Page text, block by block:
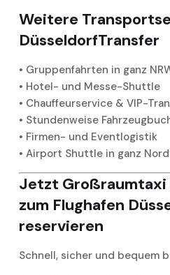
Weitere
DüsseldorfTransfer
• Gruppenfahrten in ganz
• Hotel- und Messe-Shuttle
• Chauffeurservice & VIP-
• Stundenweise
• Firmen- und Eventlogistik
• Airport Shuttle in ganz
Jetzt Großraumtaxi
zum Flughafen
reservieren
Schnell, sicher und bequem